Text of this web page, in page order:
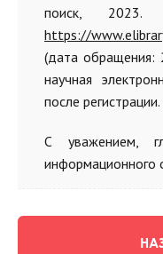
поиск,
https://
(дата обращения:
научная
после регистрации.
С уважением,
информационного